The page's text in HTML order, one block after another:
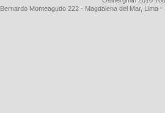
Bernardo Monteagudo 222 - Magdalena del Mar, Lima